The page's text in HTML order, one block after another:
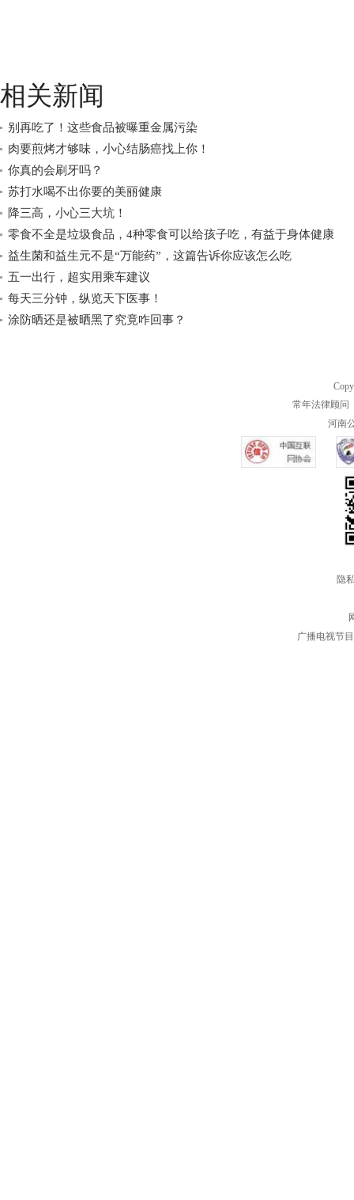
相关新闻
别再吃了！这些食品被曝重金属污染
肉要煎烤才够味，小心结肠癌找上你！
你真的会刷牙吗？
苏打水喝不出你要的美丽健康
降三高，小心三大坑！
零食不全是垃圾食品，4种零食可以给孩子吃，有益于身体健康
益生菌和益生元不是“万能药”，这篇告诉你应该怎么吃
五一出行，超实用乘车建议
每天三分钟，纵览天下医事！
涂防晒还是被晒黑了究竟咋回事？
常年法律顾问
河南
隐
广播电视节